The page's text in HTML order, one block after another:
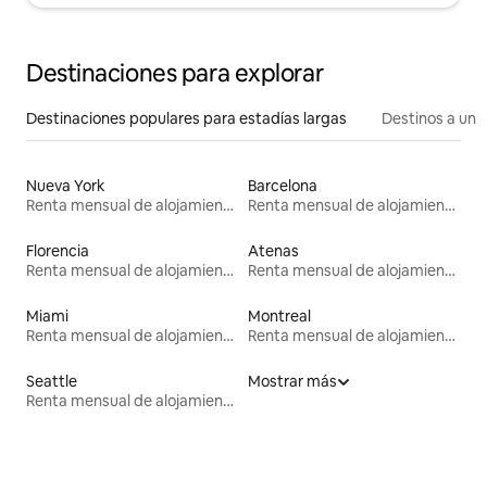
Destinaciones para explorar
Destinaciones populares para estadías largas Destinos a un
Nueva York
Renta mensual de alojamientos
Barcelona
Renta mensual de alojamientos
Florencia
Renta mensual de alojamientos
Atenas
Renta mensual de alojamientos
Miami
Renta mensual de alojamientos
Montreal
Renta mensual de alojamientos
Seattle
Renta mensual de alojamientos
Mostrar más